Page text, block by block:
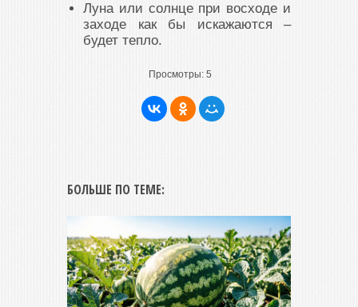
Луна или солнце при восходе и
заходе как бы искажаются –
будет тепло.
Просмотры: 5
БОЛЬШЕ ПО ТЕМЕ: